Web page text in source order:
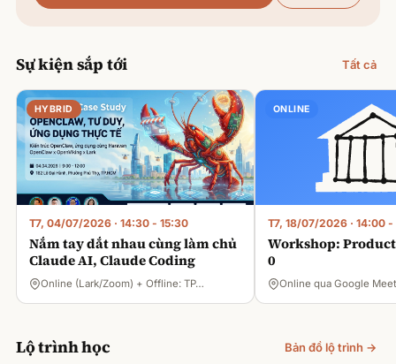
Sự kiện sắp tới Tất cả
HYBRID
T7, 04/07/2026 · 14:30 - 15:30
Nắm tay dắt nhau cùng làm chủ
Claude AI, Claude Coding
Online (Lark/Zoom) + Offline: TP…
ONLINE
T7, 18/07/2026 · 14:00 -
Workshop:
0
Online qua Google Meet
Lộ trình học Bản đồ lộ trình →